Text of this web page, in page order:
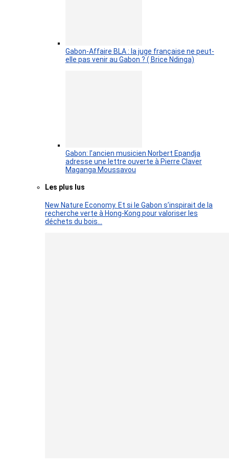
Gabon-Affaire BLA : la juge française ne peut-
elle pas venir au Gabon ? ( Brice Ndinga)
Gabon: l’ancien musicien Norbert Epandja
adresse une lettre ouverte à Pierre Claver
Maganga Moussavou
Les plus lus
New Nature Economy. Et si le Gabon s’inspirait de la
recherche verte à Hong-Kong pour valoriser les
déchets du bois…